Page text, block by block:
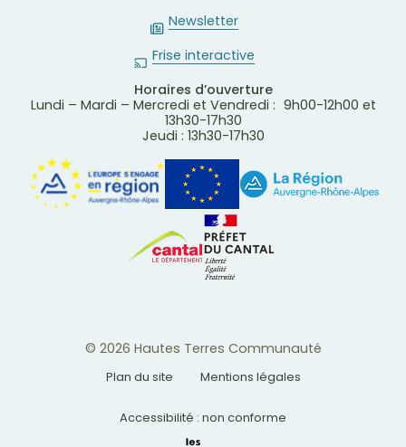
Newsletter
Frise interactive
Horaires d’ouverture
Lundi – Mardi – Mercredi et Vendredi : 9h00-12h00 et
13h30-17h30
Jeudi : 13h30-17h30
© 2026 Hautes Terres Communauté
Plan du site Mentions légales
Accessibilité : non conforme